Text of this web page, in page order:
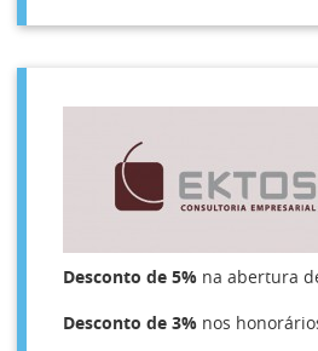
Desconto de 5%na abertura
Desconto de 3%nos